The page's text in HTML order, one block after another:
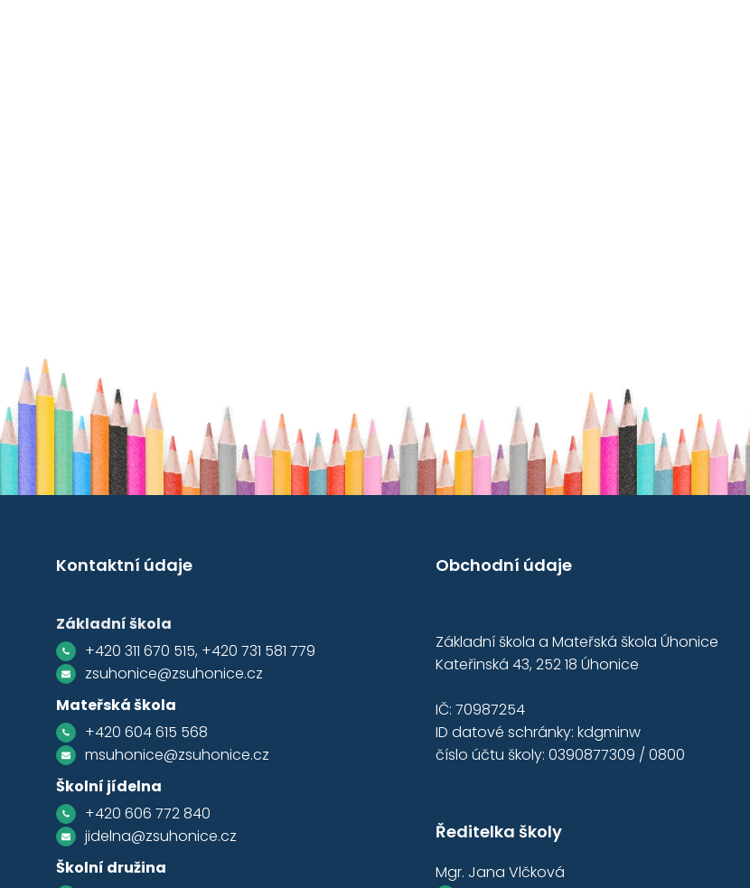
Kontaktní údaje
Základní škola
+420 311 670 515, +420 731 581 779
zsuhonice@zsuhonice.cz
Mateřská škola
+420 604 615 568
msuhonice@zsuhonice.cz
Školní jídelna
+420 606 772 840
jidelna@zsuhonice.cz
Školní družina
Obchodní údaje
Základní škola a Mateřská škola Úhonice
Kateřinská 43, 252 18 Úhonice
IČ: 70987254
ID datové schránky: kdgminw
číslo účtu školy: 0390877309 / 0800
Ředitelka školy
Mgr. Jana Vlčková